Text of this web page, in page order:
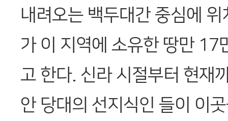
내려오는 백두대간 중심에
가 이 지역에 소유한 땅만 17
고 한다. 신라 시절부터 현재
안 당대의 선지식인 들이 이